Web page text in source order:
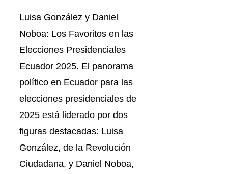
Luisa González y Daniel
Noboa: Los Favoritos en las
Elecciones Presidenciales
Ecuador 2025. El panorama
político en Ecuador para las
elecciones presidenciales de
2025 está liderado por dos
figuras destacadas: Luisa
González, de la Revolución
Ciudadana, y Daniel Noboa,